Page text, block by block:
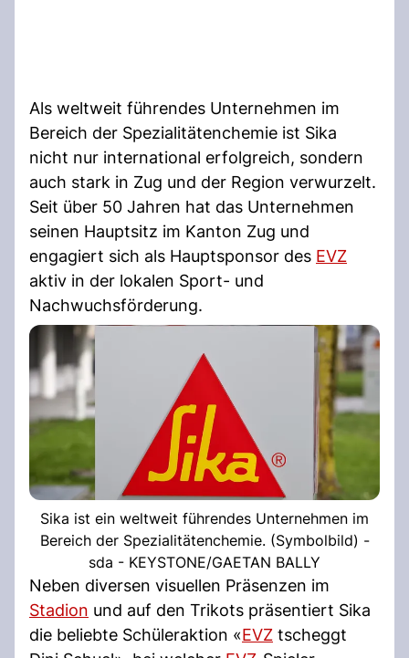
Als weltweit führendes Unternehmen im
Bereich der Spezialitätenchemie ist Sika
nicht nur international erfolgreich, sondern
auch stark in Zug und der Region verwurzelt.
Seit über 50 Jahren hat das Unternehmen
seinen Hauptsitz im Kanton Zug und
engagiert sich als Hauptsponsor des EVZ
aktiv in der lokalen Sport- und
Nachwuchsförderung.
Sika ist ein weltweit führendes Unternehmen im
Bereich der Spezialitätenchemie. (Symbolbild) -
sda - KEYSTONE/GAETAN BALLY
Neben diversen visuellen Präsenzen im
Stadion und auf den Trikots präsentiert Sika
die beliebte Schüleraktion «EVZ tscheggt